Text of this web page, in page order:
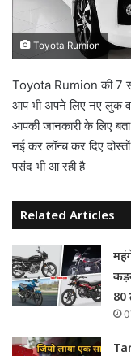
Toyota Rumion
Toyota Rumion की 7
आप भी अपने लिए नए लुक
आपकी जानकारी के लिए
नई कर लॉन्च कर दिए
पसंद भी आ रही है
Related Articles
80